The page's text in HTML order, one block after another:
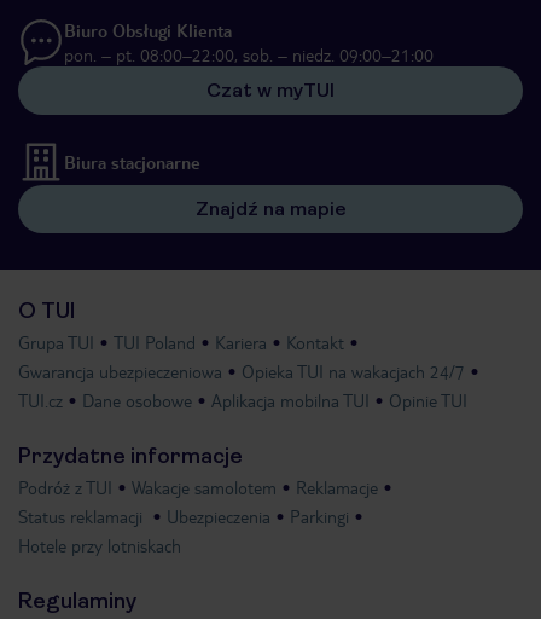
Biuro Obsługi Klienta
pon. – pt. 08:00–22:00, sob. – niedz. 09:00–21:00
Czat w myTUI
Biura stacjonarne
Znajdź na mapie
O TUI
Grupa TUI TUI Poland Kariera
Kontakt
Gwarancja ubezpieczeniowa
Opieka TUI na wakacjach 24/7
TUI.cz
Dane osobowe Aplikacja mobilna TUI Opinie TUI
Przydatne informacje
Podróż z TUI Wakacje samolotem
Reklamacje
Status reklamacji
Ubezpieczenia
Parkingi
Hotele przy lotniskach
Regulaminy